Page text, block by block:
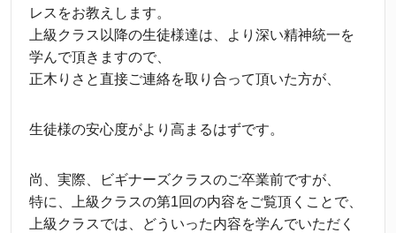
レスをお教えします。
上級クラス以降の生徒様達は、より深い精神統一を
学んで頂きますので、
正木りさと直接ご連絡を取り合って頂いた方が、
生徒様の安心度がより高まるはずです。
尚、実際、ビギナーズクラスのご卒業前ですが、
特に、上級クラスの第1回の内容をご覧頂くことで、
上級クラスでは、どういった内容を学んでいただく